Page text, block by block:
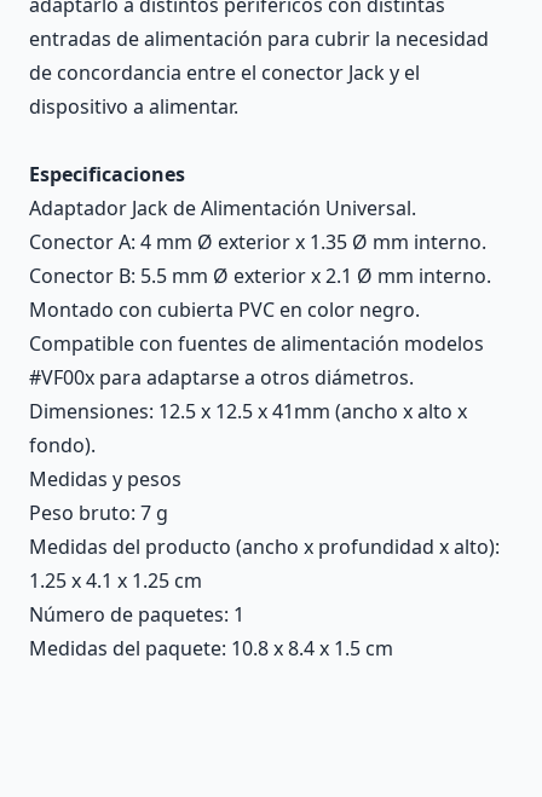
entradas de alimentación para cubrir la necesidad
de concordancia entre el conector Jack y el
dispositivo a alimentar.
Especificaciones
Adaptador Jack de Alimentación Universal.
Conector A: 4 mm Ø exterior x 1.35 Ø mm interno.
Conector B: 5.5 mm Ø exterior x 2.1 Ø mm interno.
Montado con cubierta PVC en color negro.
Compatible con fuentes de alimentación modelos
#VF00x para adaptarse a otros diámetros.
Dimensiones: 12.5 x 12.5 x 41mm (ancho x alto x
fondo).
Medidas y pesos
Peso bruto: 7 g
Medidas del producto (ancho x profundidad x alto):
1.25 x 4.1 x 1.25 cm
Número de paquetes: 1
Medidas del paquete: 10.8 x 8.4 x 1.5 cm